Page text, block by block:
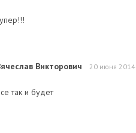
Викторович 20 июня
так и будет